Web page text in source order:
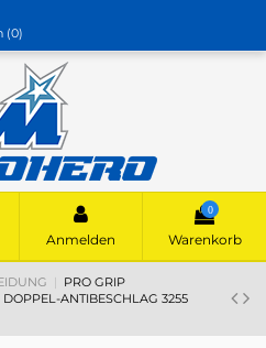
(0)
Anmelden
0
Warenkorb
PRO GRIP
ANTIBESCHLAG 3255